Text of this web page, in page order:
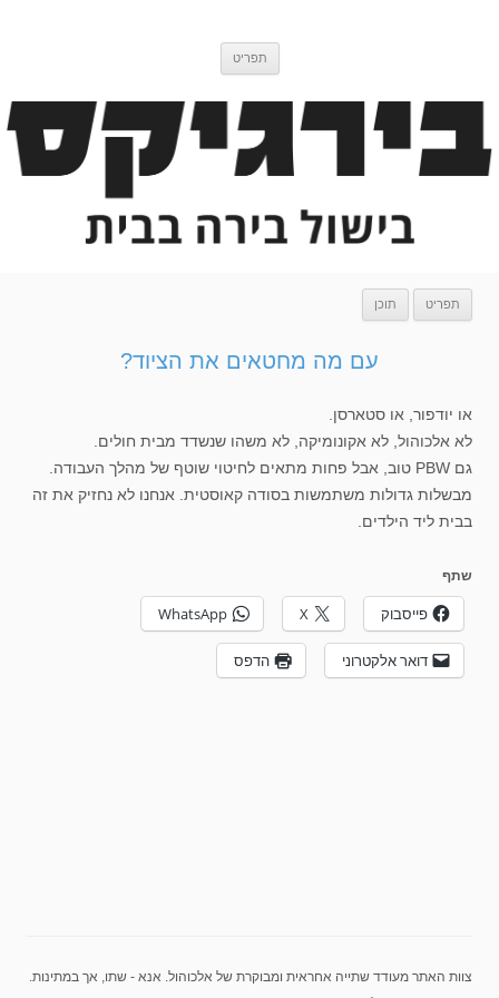
תפריט
תפריט תוכן
עם מה מחטאים את הציוד?
או יודפור, או סטארסן.
לא אלכוהול, לא אקונומיקה, לא משהו שנשדד מבית חולים.
גם PBW טוב, אבל פחות מתאים לחיטוי שוטף של מהלך העבודה.
מבשלות גדולות משתמשות בסודה קאוסטית. אנחנו לא נחזיק את זה
בבית ליד הילדים.
שתף
פייסבוק X
WhatsApp
דואר אלקטרוני הדפס
צוות האתר מעודד שתייה אחראית ומבוקרת של אלכוהול. אנא - שתו, אך במתינות.